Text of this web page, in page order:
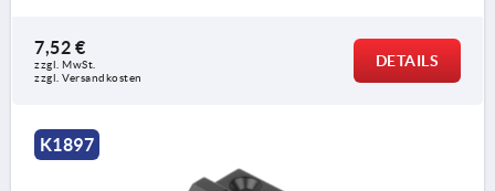
7,52 €
zzgl. MwSt.
zzgl. Versandkosten
DETAILS
K1897